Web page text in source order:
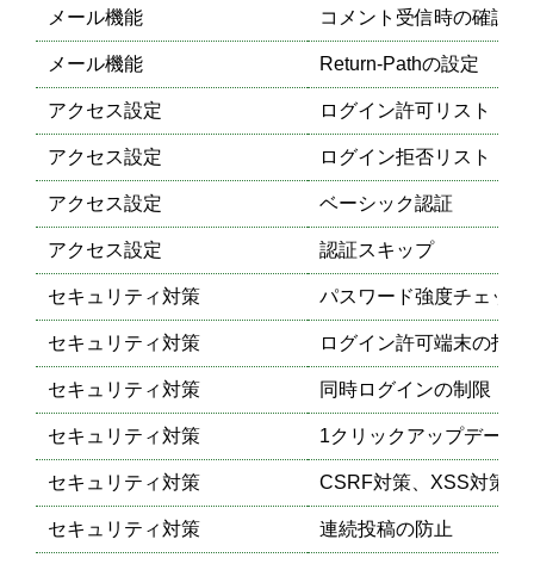
メール機能 コメント受信時の確認メ
メール機能 Return-Pathの設定
アクセス設定 ログイン許可リスト
アクセス設定 ログイン拒否リスト
アクセス設定 ベーシック認証
アクセス設定 認証スキップ
セキュリティ対策 パスワード強度チェッカ
セキュリティ対策 ログイン許可端末の指定
セキュリティ対策 同時ログインの制限
セキュリティ対策 1クリックアップデート
セキュリティ対策 CSRF対策、XSS対策
セキュリティ対策 連続投稿の防止